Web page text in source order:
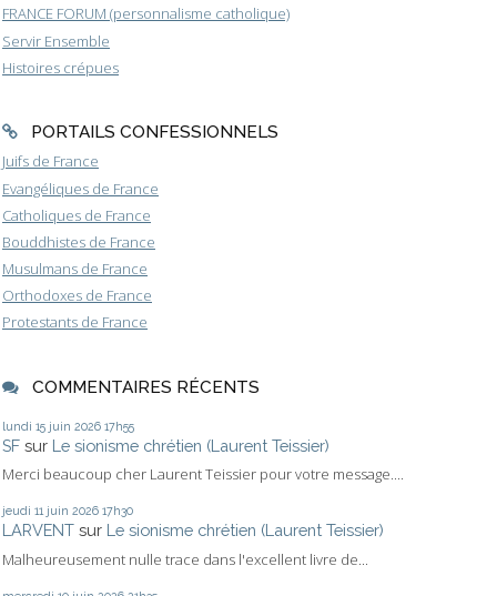
FRANCE FORUM (personnalisme catholique)
Servir Ensemble
Histoires crépues
PORTAILS CONFESSIONNELS
Juifs de France
Evangéliques de France
Catholiques de France
Bouddhistes de France
Musulmans de France
Orthodoxes de France
Protestants de France
COMMENTAIRES RÉCENTS
lundi 15 juin 2026 17h55
SF sur Le sionisme chrétien (Laurent Teissier)
Merci beaucoup cher Laurent Teissier pour votre message....
jeudi 11 juin 2026 17h30
LARVENT sur Le sionisme chrétien (Laurent Teissier)
Malheureusement nulle trace dans l'excellent livre de...